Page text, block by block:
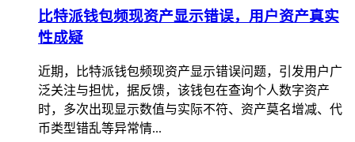
比特派钱包频现资产显示错误，用户资产真实
性成疑
近期，比特派钱包频现资产显示错误问题，引发用户广
泛关注与担忧，据反馈，该钱包在查询个人数字资产
时，多次出现显示数值与实际不符、资产莫名增减、代
币类型错乱等异常情...